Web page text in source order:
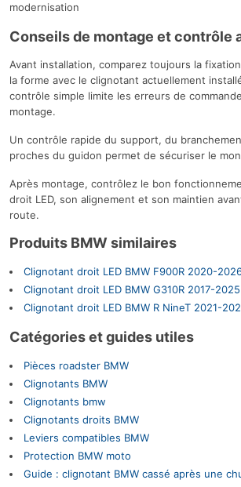
modernisation
Conseils de montage et contrôle
Avant installation, comparez toujours la
la forme avec le clignotant actuellement
contrôle simple limite les erreurs de
montage.
Un contrôle rapide du support, du
proches du guidon permet de sécuriser le
Après montage, contrôlez le bon
droit LED, son alignement et son maintien
route.
Produits BMW similaires
Clignotant droit LED BMW F900R 2020-
Clignotant droit LED BMW G310R 2017-
Clignotant droit LED BMW R NineT 2021-
Catégories et guides utiles
Pièces roadster BMW
Clignotants BMW
Clignotants bmw
Clignotants droits BMW
Leviers compatibles BMW
Protection BMW moto
Guide : clignotant BMW cassé après une